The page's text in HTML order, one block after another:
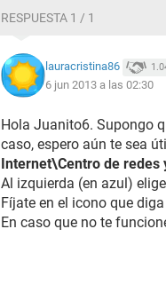
RESPUESTA 1 / 1
lauracristina86
6 jun 2013 a las 02:30
Hola Juanito6. Supongo
caso, espero aún te sea
Internet\Centro de redes
Al izquierda (en azul) elige
Fíjate en el icono que
En caso que no te